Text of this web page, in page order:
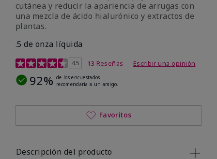
cutánea y reducir la apariencia de arrugas con
una mezcla de ácido hialurónico y extractos de
plantas.
.5 de onza líquida
Calificación de clientes de 3,2 de 5
4.5 13 Reseñas Escribir una opinión
92% de los encuestados
recomendaría a un amigo.
Favoritos
Descripción del producto